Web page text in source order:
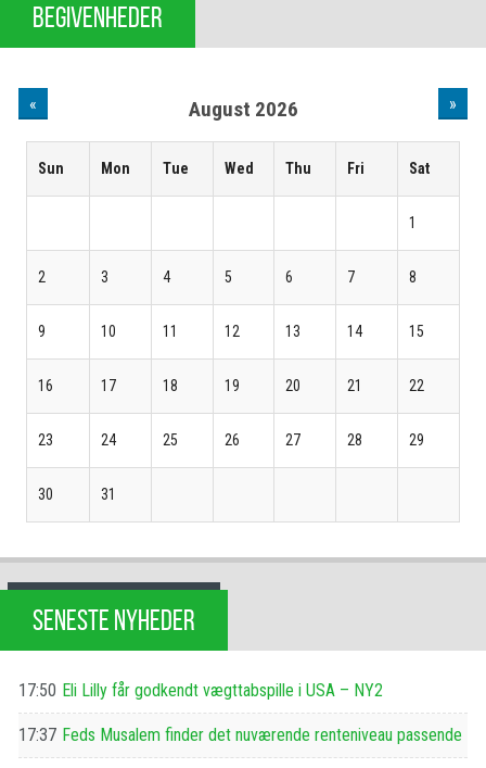
BEGIVENHEDER
« August 2026 »
Sun Mon Tue Wed Thu Fri Sat
1
2 3 4 5 6 7 8
9 10 11 12 13 14 15
16 17 18 19 20 21 22
23 24 25 26 27 28 29
30 31
SENESTE NYHEDER
17:50 Eli Lilly får godkendt vægttabspille i USA – NY2
17:37 Feds Musalem finder det nuværende renteniveau passende